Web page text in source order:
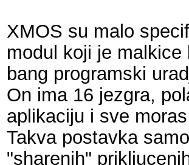
XMOS su malo
modul koji je
bang programski
On ima 16 jezgra,
aplikaciju i sve
Takva postavka
"sharenih"